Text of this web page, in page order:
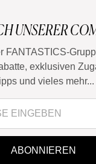
UNSERER
FANTASTICS-
exklusiven
und vieles mehr...
ABONNIEREN